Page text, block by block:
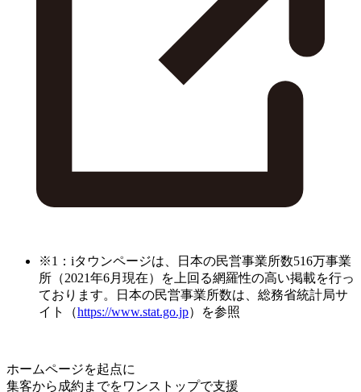
※1：iタウンページは、日本の民営事業所数516万事業
所（2021年6月現在）を上回る網羅性の高い掲載を行っ
ております。日本の民営事業所数は、総務省統計局サ
イト（https://www.stat.go.jp）を参照
ホームページを起点に
集客から成約までをワンストップで支援